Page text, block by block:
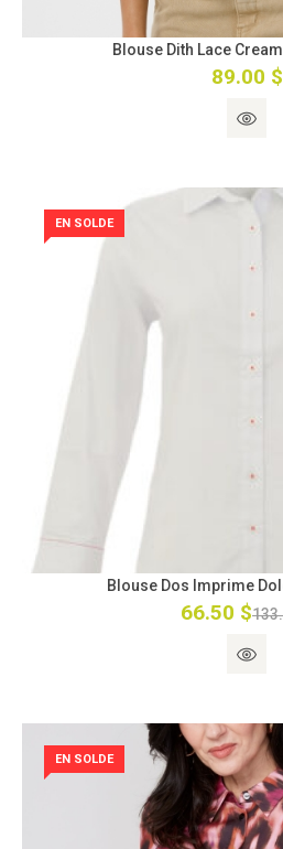
Blouse Dith Lace
89.00 $
EN SOLDE
Blouse Dos Imprime
66.50 $
EN SOLDE